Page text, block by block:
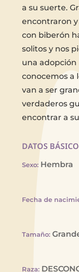
a su suerte.
encontraron
con biberón
solitos y nos
una adopción
conocemos a
van a ser
verdaderos
encontrar a
DATOS
Sexo: Hembra
Fecha de
Tamaño:
Raza: